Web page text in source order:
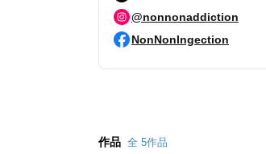
@nonnonaddiction
NonNonIngection
作品 全 5作品